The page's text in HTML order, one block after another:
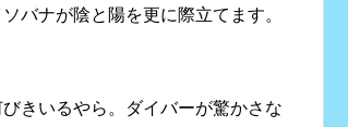
バナが陰と陽を更に際立てます。
きいるやら。ダイバーが驚かさな